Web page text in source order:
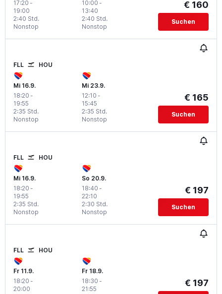
17:20 -
19:00
Nonstop
2:40 Std.
10:00 -
13:40
Nonstop
2:40 Std.
€ 160
Suchen
FLL HOU
Mi 16.9.
18:20 -
19:55
Nonstop
2:35 Std.
Mi 23.9.
12:10 -
15:45
Nonstop
2:35 Std.
€ 165
Suchen
FLL HOU
Mi 16.9.
18:20 -
19:55
Nonstop
2:35 Std.
So 20.9.
18:40 -
22:10
Nonstop
2:30 Std.
€ 197
Suchen
FLL HOU
Fr 11.9.
18:20 -
20:00
Fr 18.9.
18:30 -
21:55
€ 197